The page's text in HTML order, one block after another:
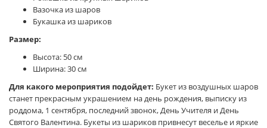
Вазочка из шаров
Букашка из шариков
Размер:
Высота: 50 см
Ширина: 30 см
Для какого мероприятия подойдет: Букет из воздушных шаров
станет прекрасным украшением на день рождения, выписку из
роддома, 1 сентября, последний звонок, День Учителя и День
Святого Валентина. Букеты из шариков привнесут веселье и яркие